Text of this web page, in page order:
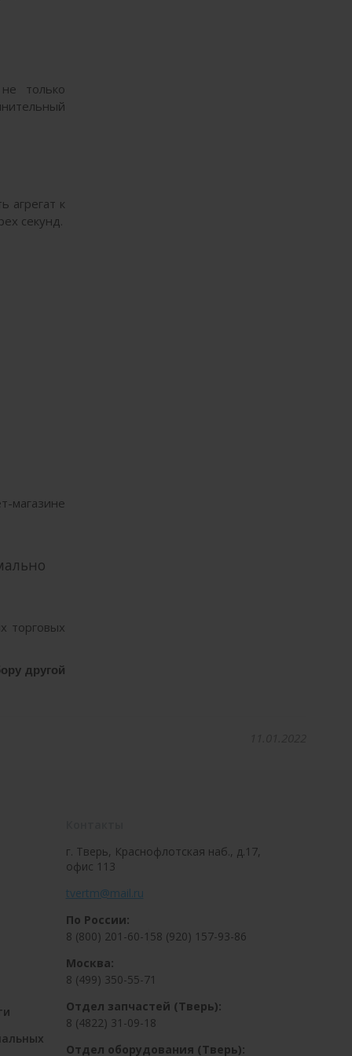
только
агрегат к
секунд.
магазине
торговых
другой
г. Тверь, Краснофлотская наб., д.17,
офис 113
tvertm@mail.ru
По России:
8 (800) 201-60-158 (920) 157-93-86
Москва:
8 (499) 350-55-71
Отдел запчастей (Тверь):
8 (4822) 31-09-18
Отдел оборудования (Тверь):